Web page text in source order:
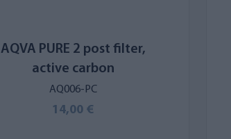
AQVA PURE 2 post filter,
active carbon
AQ006-PC
14,00 €